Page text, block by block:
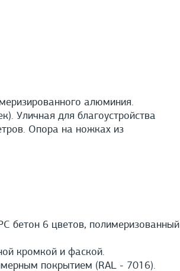
алюминия.
Уличная для благоустройства
Опора на ножках из
бетон 6 цветов, полимеризованный
кромкой и фаской.
покрытием (RAL - 7016).